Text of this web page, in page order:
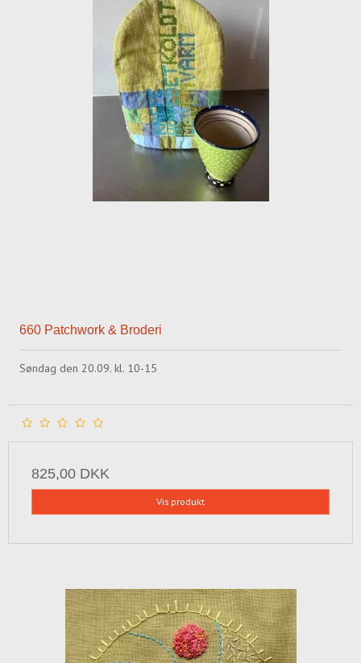
660 Patchwork & Broderi
Søndag den 20.09. kl. 10-15
825,00 DKK
Vis produkt